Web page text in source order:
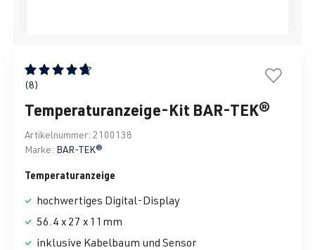
Durchschnittliche Bewertung von 4.7 von 5 Sternen
(8)
Temperaturanzeige-Kit BAR-TEK®
Artikelnummer: 2100138
Marke: BAR-TEK®
Temperaturanzeige
hochwertiges Digital-Display
56.4 x 27 x 11mm
inklusive Kabelbaum und Sensor